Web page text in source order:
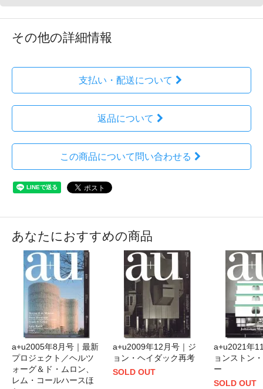
その他の詳細情報
支払い・配送について
返品について
この商品について問い合わせる
あなたにおすすめの商品
a+u2005年8月号｜最新
プロジェクト／ヘルツ
ォーグ＆ド・ムロン、
レム・コールハースほ
a+u2009年12月号｜ジ
ョン・ヘイダック再考
SOLD OUT
a+u2021年
ョンストン
ー
SOLD OUT